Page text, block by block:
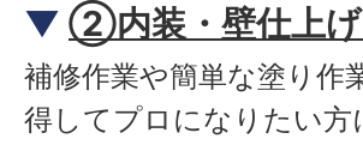
▼ ②内装・壁仕上
補修作業や簡単な塗り作
得してプロになりたい方